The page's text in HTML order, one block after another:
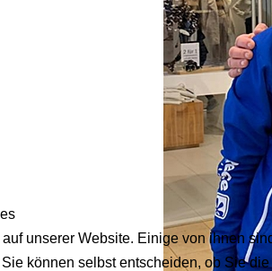
unserer Website. Einige von ihnen
können selbst entscheiden, ob Sie